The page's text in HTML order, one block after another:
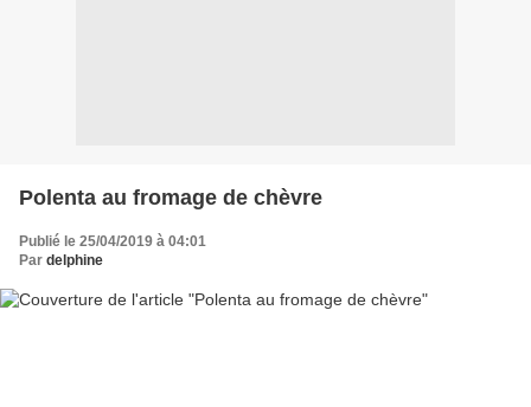
Polenta au fromage de chèvre
Publié le 25/04/2019 à 04:01
Par delphine